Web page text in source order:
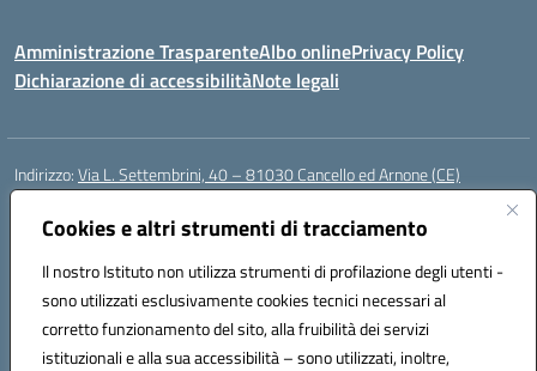
Cookies e altri strumenti di tracciamento
Il nostro Istituto non utilizza strumenti di profilazione degli utenti -
sono utilizzati esclusivamente cookies tecnici necessari al
corretto funzionamento del sito, alla fruibilità dei servizi
istituzionali e alla sua accessibilità – sono utilizzati, inoltre,
Amministrazione TrasparenteAlbo onlinePrivacy Policy
Dichiarazione di accessibilitàNote legali
Indirizzo:Via L. Settembrini, 40 – 81030 Cancello ed Arnone (CE)
Centralino:
Posta elettronica certificata (PEC):ceic818008@pec.istruzione.it
Codice fiscale: 80009710619
Codice meccanografico:CEIC818008
Codice Indice delle Pubbliche Amministrazioni (IPA): istsc_ceic818008
Codice unico di fatturazione (CUF): UF0QMA